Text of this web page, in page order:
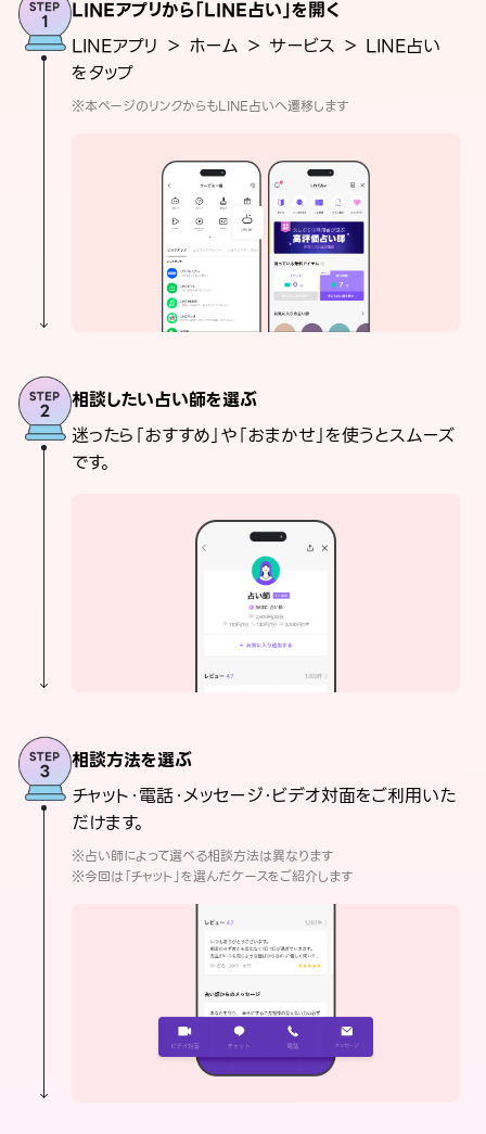
LINEアプリから「LINE占い」を開く
LINEアプリ ＞ ホーム ＞ サービス ＞ LINE占い
をタップ
※本ページのリンクからもLINE占いへ遷移します
相談したい占い師を選ぶ
迷ったら「おすすめ」や「おまかせ」を使うとスムーズ
です。
相談方法を選ぶ
チャット・電話・メッセージ・ビデオ対面をご利用いた
だけます。
※占い師によって選べる相談方法は異なります
※今回は「チャット」を選んだケースをご紹介します